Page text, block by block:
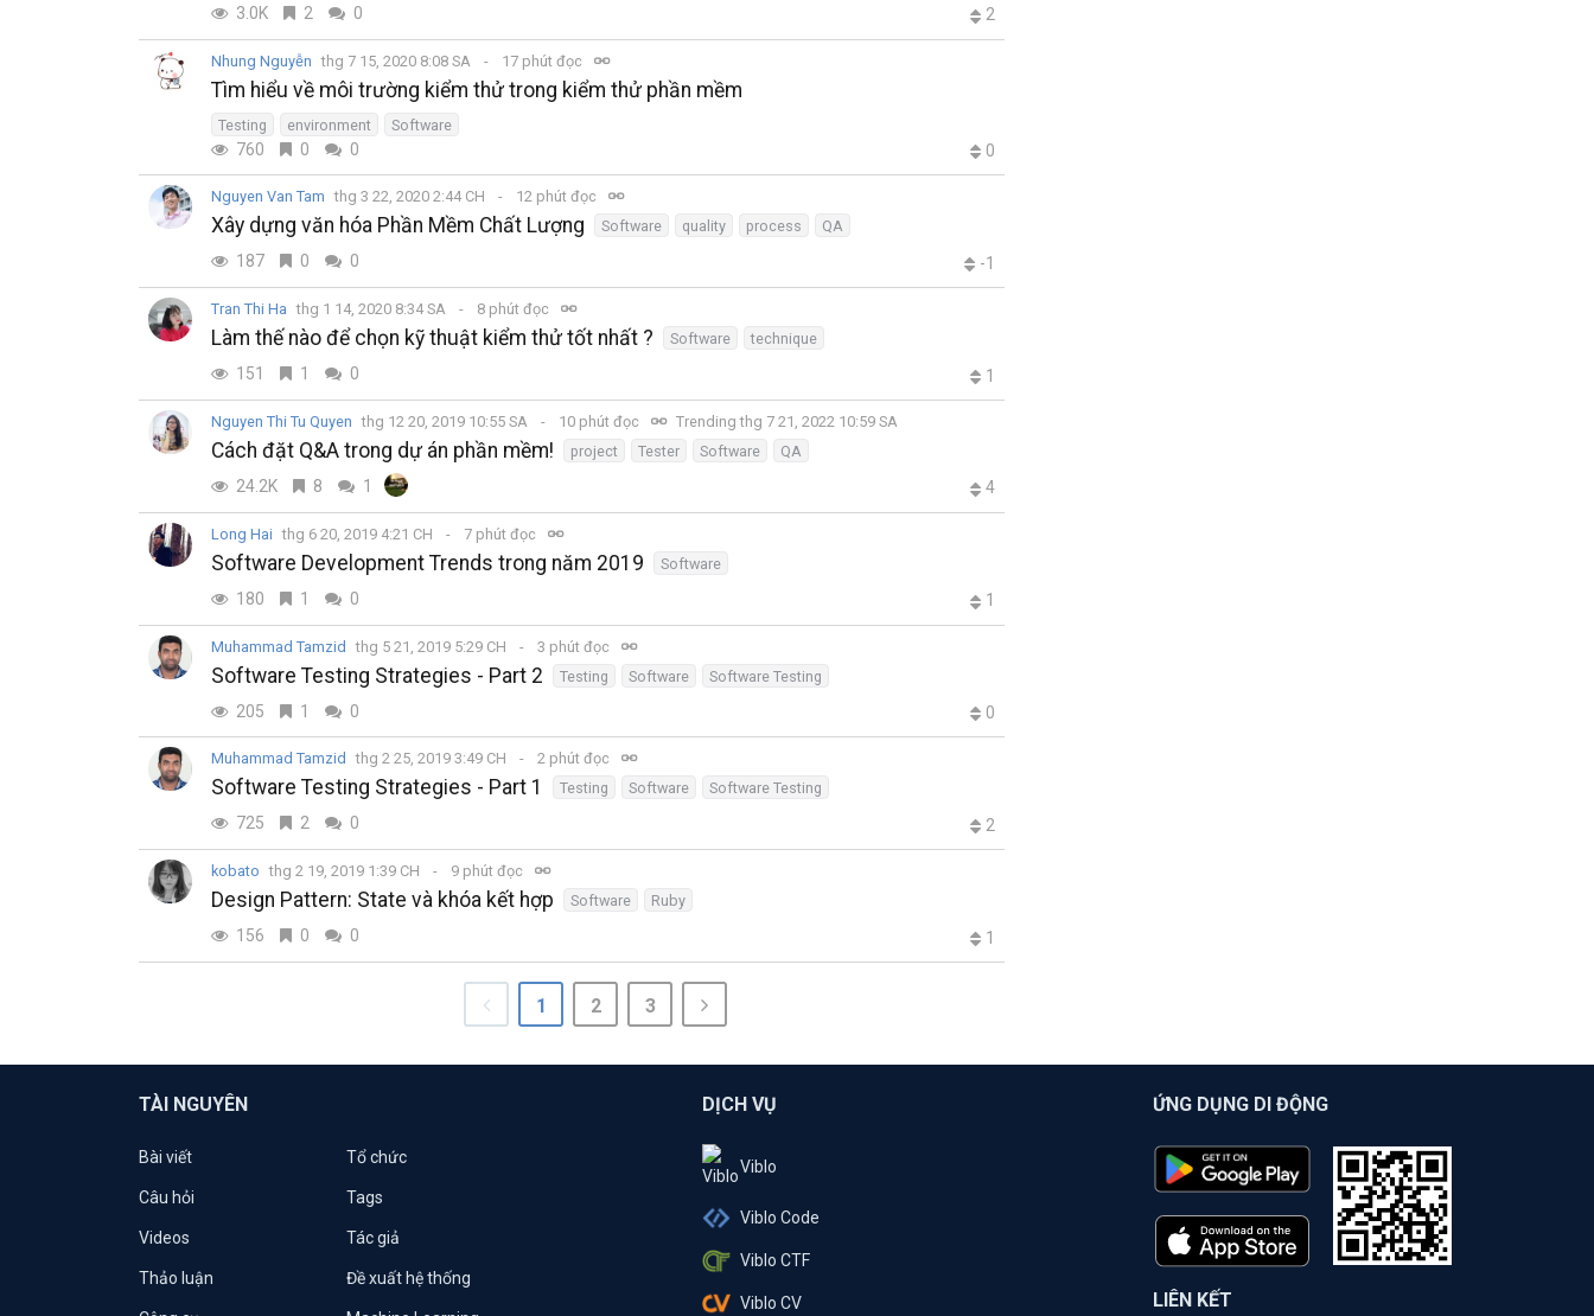
3.0K 2 0 2
Nhung Nguyễn thg 7 15, 2020 8:08 SA 17 phút đọc
Tìm hiểu về môi trường kiểm thử trong kiểm thử phần mềm
Testing environment Software
760 0 0 0
Nguyen Van Tam thg 3 22, 2020 2:44 CH 12 phút đọc
Xây dựng văn hóa Phần Mềm Chất Lượng Software quality process QA
187 0 0 -1
Tran Thi Ha thg 1 14, 2020 8:34 SA 8 phút đọc
Làm thế nào để chọn kỹ thuật kiểm thử tốt nhất ? Software technique
151 1 0 1
Nguyen Thi Tu Quyen thg 12 20, 2019 10:55 SA 10 phút đọc Trending thg 7 21, 2022 10:59 SA
Cách đặt Q&A trong dự án phần mềm! project Tester Software QA
24.2K 8 1 4
Long Hai thg 6 20, 2019 4:21 CH 7 phút đọc
Software Development Trends trong năm 2019 Software
180 1 0 1
Muhammad Tamzid thg 5 21, 2019 5:29 CH 3 phút đọc
Software Testing Strategies - Part 2 Testing Software Software Testing
205 1 0 0
Muhammad Tamzid thg 2 25, 2019 3:49 CH 2 phút đọc
Software Testing Strategies - Part 1 Testing Software Software Testing
725 2 0 2
kobato thg 2 19, 2019 1:39 CH 9 phút đọc
Design Pattern: State và khóa kết hợp Software Ruby
156 0 0 1
1 2 3
TÀI NGUYÊN
Bài viết Tổ chức
Câu hỏi Tags
Videos Tác giả
Thảo luận Đề xuất hệ thống
DỊCH VỤ
Viblo
Viblo Code
Viblo CTF
Viblo CV
ỨNG DỤNG DI ĐỘNG
LIÊN KẾT